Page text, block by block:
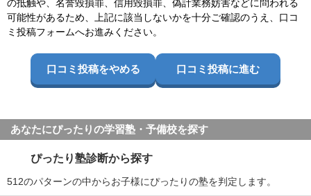
の抵触や、名誉毀損罪、信用毀損罪、偽計業務妨害などに問われる
可能性があるため、上記に該当しないかを十分ご確認のうえ、口コ
ミ投稿フォームへお進みください。
口コミ投稿をやめる 口コミ投稿に進む
あなたにぴったりの学習塾・予備校を探す
ぴったり塾診断から探す
512のパターンの中からお子様にぴったりの塾を判定します。